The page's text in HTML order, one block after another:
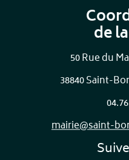
de
50 Rue du
38840 Saint-
mairie@saint-